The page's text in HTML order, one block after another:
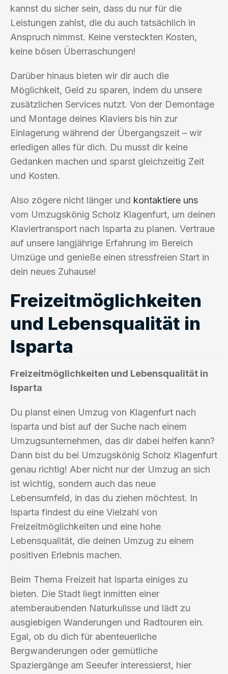
kannst du sicher sein, dass du nur für die
Leistungen zahlst, die du auch tatsächlich in
Anspruch nimmst. Keine versteckten Kosten,
keine bösen Überraschungen!
Darüber hinaus bieten wir dir auch die
Möglichkeit, Geld zu sparen, indem du unsere
zusätzlichen Services nutzt. Von der Demontage
und Montage deines Klaviers bis hin zur
Einlagerung während der Übergangszeit – wir
erledigen alles für dich. Du musst dir keine
Gedanken machen und sparst gleichzeitig Zeit
und Kosten.
Also zögere nicht länger und kontaktiere uns
vom Umzugskönig Scholz Klagenfurt, um deinen
Klaviertransport nach Isparta zu planen. Vertraue
auf unsere langjährige Erfahrung im Bereich
Umzüge und genieße einen stressfreien Start in
dein neues Zuhause!
Freizeitmöglichkeiten
und Lebensqualität in
Isparta
Freizeitmöglichkeiten und Lebensqualität in
Isparta
Du planst einen Umzug von Klagenfurt nach
Isparta und bist auf der Suche nach einem
Umzugsunternehmen, das dir dabei helfen kann?
Dann bist du bei Umzugskönig Scholz Klagenfurt
genau richtig! Aber nicht nur der Umzug an sich
ist wichtig, sondern auch das neue
Lebensumfeld, in das du ziehen möchtest. In
Isparta findest du eine Vielzahl von
Freizeitmöglichkeiten und eine hohe
Lebensqualität, die deinen Umzug zu einem
positiven Erlebnis machen.
Beim Thema Freizeit hat Isparta einiges zu
bieten. Die Stadt liegt inmitten einer
atemberaubenden Naturkulisse und lädt zu
ausgiebigen Wanderungen und Radtouren ein.
Egal, ob du dich für abenteuerliche
Bergwanderungen oder gemütliche
Spaziergänge am Seeufer interessierst, hier